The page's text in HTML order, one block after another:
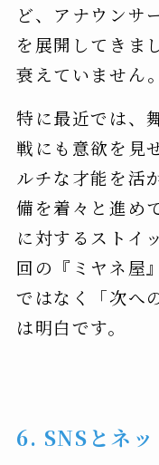
ど、アナウンサ
を展開してきま
衰えていません。
特に最近では、
戦にも意欲を見
ルチな才能を活
備を着々と進め
に対するストイ
回の『ミヤネ屋
ではなく「次へ
は明白です。
6. SNSとネ